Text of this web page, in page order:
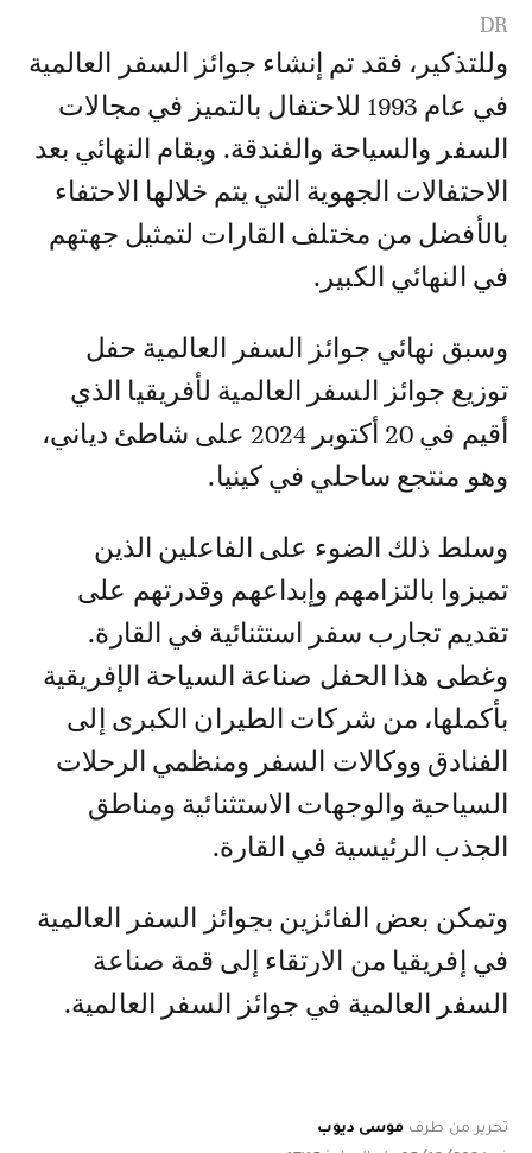
DR
وللتذكير، فقد تم إنشاء جوائز السفر العالمية
في عام 1993 للاحتفال بالتميز في مجالات
السفر والسياحة والفندقة. ويقام النهائي بعد
الاحتفالات الجهوية التي يتم خلالها الاحتفاء
بالأفضل من مختلف القارات لتمثيل جهتهم
في النهائي الكبير.
وسبق نهائي جوائز السفر العالمية حفل
توزيع جوائز السفر العالمية لأفريقيا الذي
أقيم في 20 أكتوبر 2024 على شاطئ دياني،
وهو منتجع ساحلي في كينيا.
وسلط ذلك الضوء على الفاعلين الذين
تميزوا بالتزامهم وإبداعهم وقدرتهم على
تقديم تجارب سفر استثنائية في القارة.
وغطى هذا الحفل صناعة السياحة الإفريقية
بأكملها، من شركات الطيران الكبرى إلى
الفنادق ووكالات السفر ومنظمي الرحلات
السياحية والوجهات الاستثنائية ومناطق
الجذب الرئيسية في القارة.
وتمكن بعض الفائزين بجوائز السفر العالمية
في إفريقيا من الارتقاء إلى قمة صناعة
السفر العالمية في جوائز السفر العالمية.
تحرير من طرف موسى ديوب